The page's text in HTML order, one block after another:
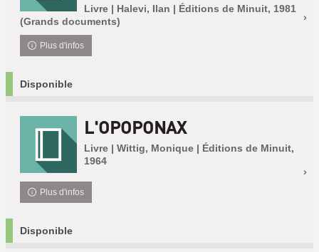
Livre | Halevi, Ilan | Éditions de Minuit, 1981
(Grands documents)
Plus d'infos
Disponible
L'OPOPONAX
Livre | Wittig, Monique | Éditions de Minuit,
1964
Plus d'infos
Disponible